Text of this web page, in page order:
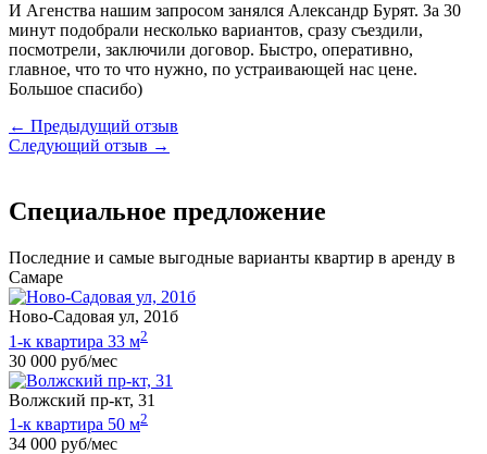
И Агенства нашим запросом занялся Александр Бурят. За 30
минут подобрали несколько вариантов, сразу съездили,
посмотрели, заключили договор. Быстро, оперативно,
главное, что то что нужно, по устраивающей нас цене.
Большое спасибо)
← Предыдущий отзыв
Следующий отзыв →
Специальное предложение
Последние и самые выгодные варианты квартир в аренду в
Самаре
Ново-Садовая ул, 201б
1-к квартира 33 м2
30 000 руб/мес
Волжский пр-кт, 31
1-к квартира 50 м2
34 000 руб/мес